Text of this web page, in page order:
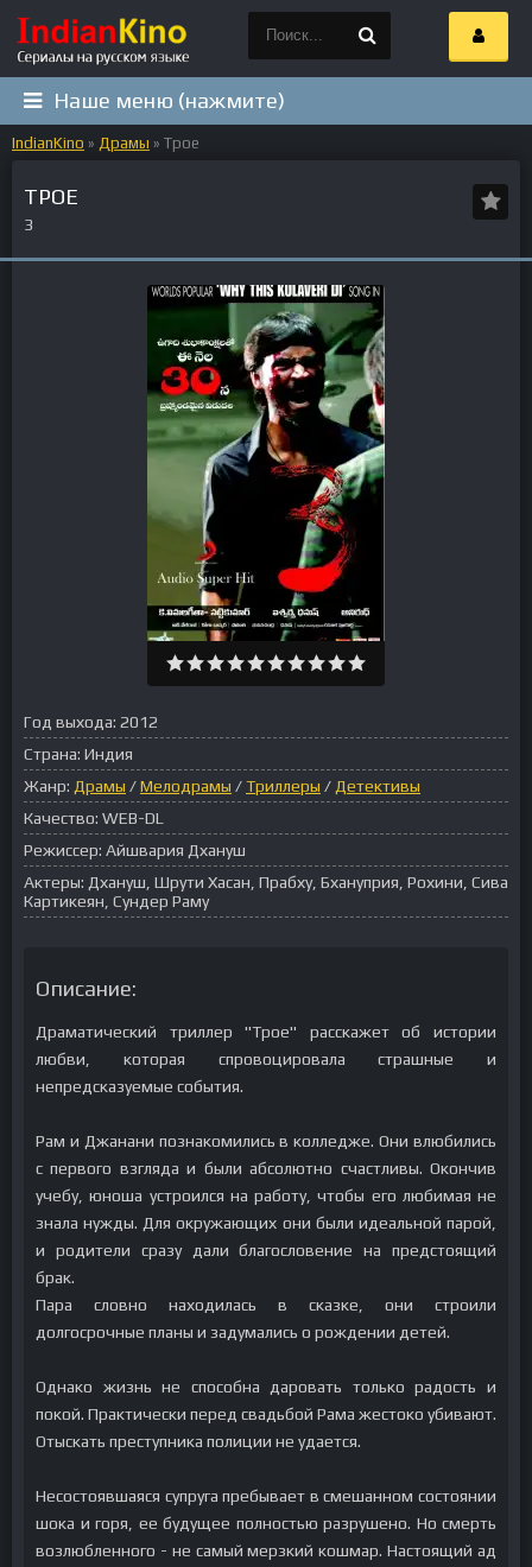
Наше меню (нажмите)
IndianKino » Драмы » Трое
ТРОЕ
3
Год выхода: 2012
Страна: Индия
Жанр: Драмы /Мелодрамы /Триллеры / Детективы
Качество: WEB-DL
Режиссер: Айшвария Дхануш
Актеры: Дхануш, Шрути Хасан, Прабху, Бхануприя, Рохини, Сива
Картикеян, Сундер Раму
Описание:
Драматический триллер "Трое" расскажет об истории
любви, которая спровоцировала страшные и
непредсказуемые события.
Рам и Джанани познакомились в колледже. Они влюбились
с первого взгляда и были абсолютно счастливы. Окончив
учебу, юноша устроился на работу, чтобы его любимая не
знала нужды. Для окружающих они были идеальной парой,
и родители сразу дали благословение на предстоящий
брак.
Пара словно находилась в сказке, они строили
долгосрочные планы и задумались о рождении детей.
Однако жизнь не способна даровать только радость и
покой. Практически перед свадьбой Рама жестоко убивают.
Отыскать преступника полиции не удается.
Несостоявшаяся супруга пребывает в смешанном состоянии
шока и горя, ее будущее полностью разрушено. Но смерть
возлюбленного - не самый мерзкий кошмар. Настоящий ад